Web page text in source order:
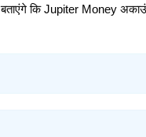
कि Jupiter Money